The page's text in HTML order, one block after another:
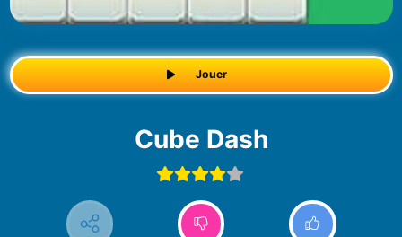
Jouer
Cube Dash